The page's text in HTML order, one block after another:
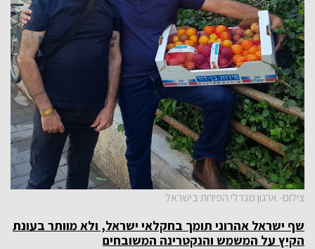
צילום- ארגון מגדלי הפירות בישראל
שף ישראל אהרוני תומך בחקלאי ישראל, ולא מוותר בעונת
הקיץ על המשמש והנקטרינה המשובחים